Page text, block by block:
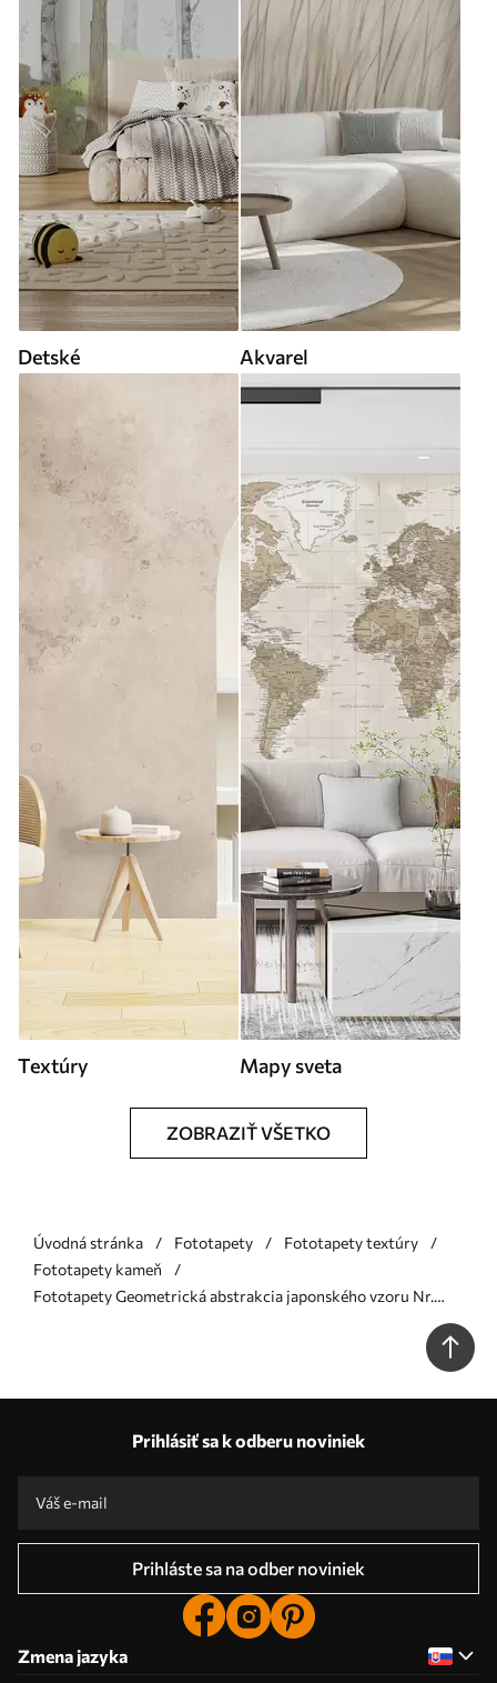
Detské Akvarel
Textúry Mapy sveta
ZOBRAZIŤ VŠETKO
Úvodná stránka Fototapety
Fototapety textúry
Fototapety kameň
Fototapety Geometrická abstrakcia japonského vzoru Nr.
Prihlásiť sa k odberu noviniek
Prihláste sa na odber noviniek
Zmena jazyka